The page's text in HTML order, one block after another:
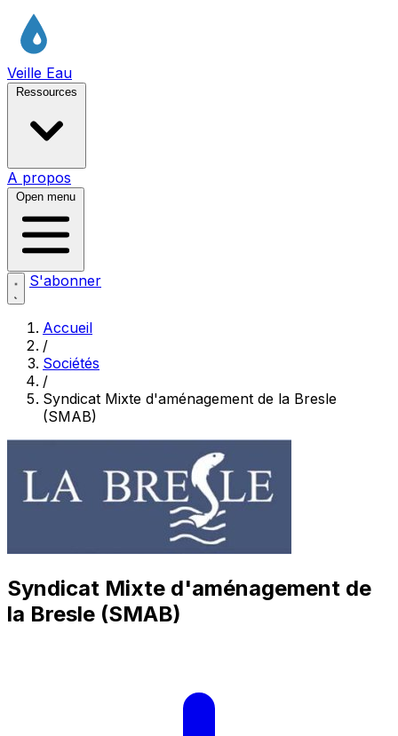
Veille Eau
Ressources
A propos
Open menu
S'abonner
Accueil
/
Sociétés
/
Syndicat Mixte d'aménagement de la Bresle
(SMAB)
Syndicat Mixte d'aménagement de
la Bresle (SMAB)